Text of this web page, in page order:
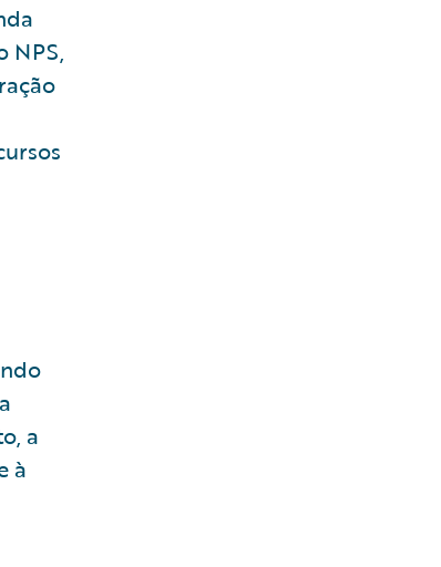
NPS,
a
à